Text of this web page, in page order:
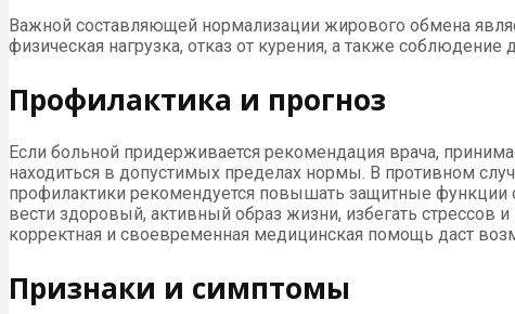
Важной составляющей нормализации жирового обмена
физическая нагрузка, отказ от курения, а также соблюдение
Профилактика и прогноз
Если больной придерживается рекомендация врача,
находиться в допустимых пределах нормы. В противном
профилактики рекомендуется повышать защитные функции
вести здоровый, активный образ жизни, избегать
корректная и своевременная медицинская помощь даст
Признаки и симптомы